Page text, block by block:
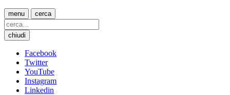
menu cerca
chiudi
Facebook
Twitter
YouTube
Instagram
Linkedin